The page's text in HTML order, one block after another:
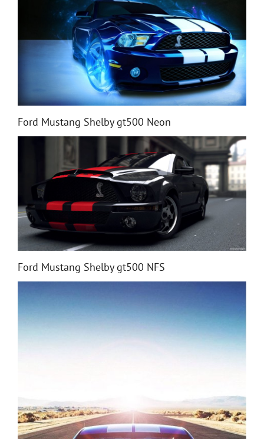
Ford Mustang Shelby gt500 Neon
Ford Mustang Shelby gt500 NFS